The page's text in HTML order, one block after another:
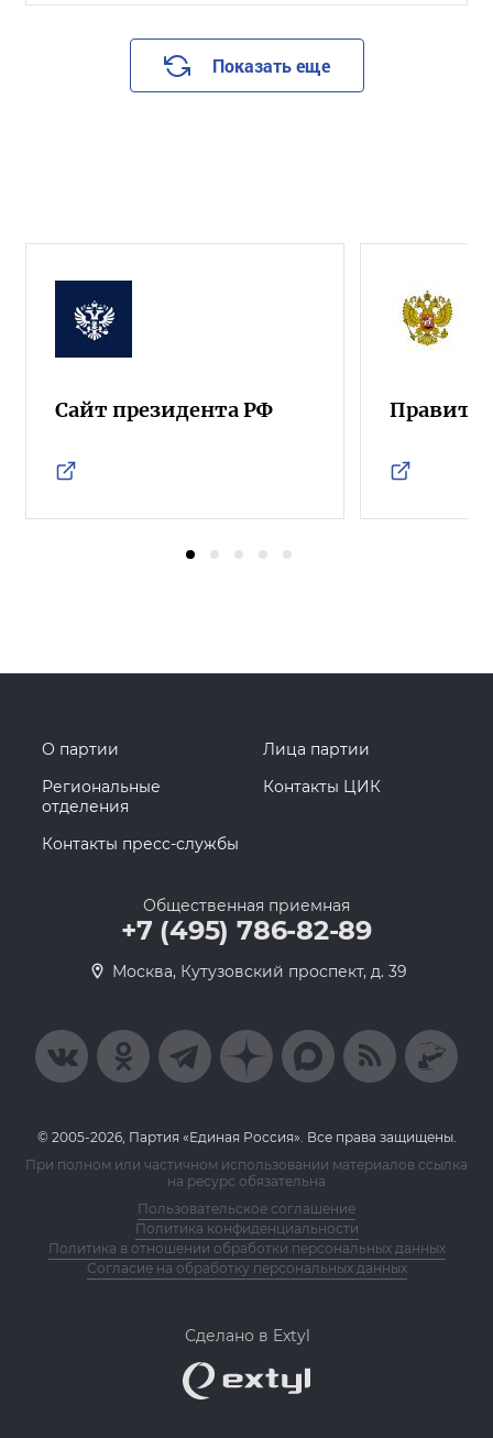
Показать еще
Сайт президента РФ
О партии
Лица партии
Региональные
отделения
Контакты ЦИК
Контакты пресс-службы
Общественная приемная
+7 (495) 786-82-89
Москва, Кутузовский проспект, д. 39
© 2005-2026, Партия «Единая Россия». Все права защищены.
При полном или частичном использовании материалов ссылка
на ресурс обязательна
Пользовательское соглашение
Политика конфиденциальности
Политика в отношении обработки персональных данных
Согласие на обработку персональных данных
Сделано в Extyl